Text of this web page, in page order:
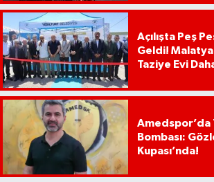
Açılışta Peş
Geldi!
Taziye Evi
Amedspor’da
Bombası:
Kupası’nda!